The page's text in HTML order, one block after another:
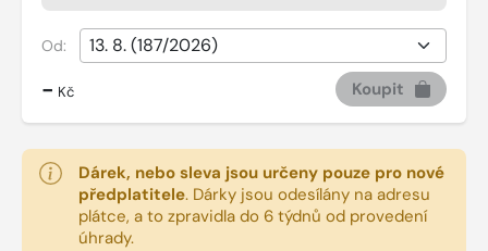
Od:
- Kč Koupit
Dárek, nebo sleva jsou určeny pouze pro nové
předplatitele. Dárky jsou odesílány na adresu
plátce, a to zpravidla do 6 týdnů od provedení
úhrady.